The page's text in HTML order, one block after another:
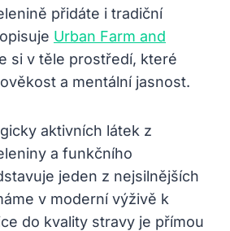
přidáte i tradiční
Urban Farm and
si v těle prostředí, které
a mentální jasnost.
aktivních látek z
a funkčního
jeden z nejsilnějších
v moderní výživě k
do kvality stravy je přímou